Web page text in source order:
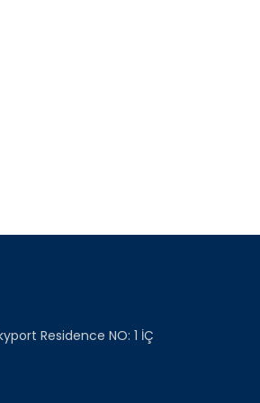
Residence NO: 1 İÇ